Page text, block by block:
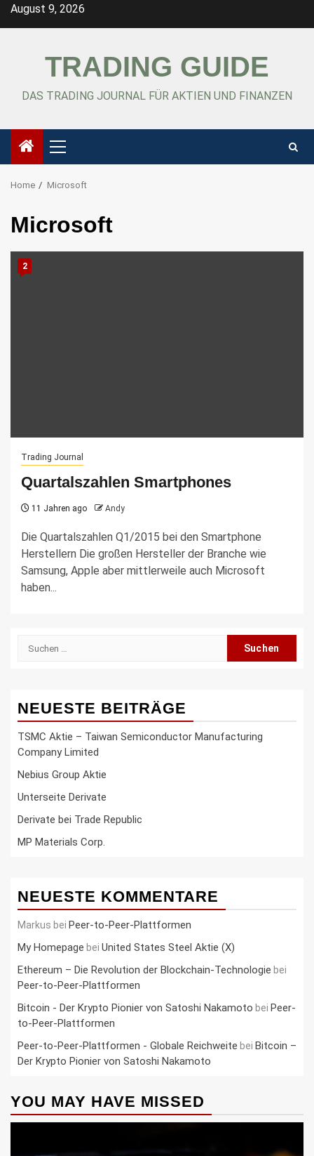
SkipAugust 9, 2026
TRADING GUIDE
DAS TRADING JOURNAL FÜR AKTIEN UND FINANZEN
Primary
Menu
Home Microsoft
Microsoft
2
Trading Journal
Quartalszahlen Smartphones
11 Jahren ago Andy
Die Quartalszahlen Q1/2015 bei den Smartphone
Herstellern Die großen Hersteller der Branche wie
Samsung, Apple aber mittlerweile auch Microsoft
haben...
Suche
NEUESTE BEITRÄGE
TSMC Aktie – Taiwan Semiconductor Manufacturing
Company Limited
Nebius Group Aktie
Unterseite Derivate
Derivate bei Trade Republic
MP Materials Corp.
NEUESTE KOMMENTARE
Markus bei Peer-to-Peer-Plattformen
My Homepage bei United States Steel Aktie (X)
Ethereum – Die Revolution der Blockchain-Technologie bei
Peer-to-Peer-Plattformen
Bitcoin - Der Krypto Pionier von Satoshi Nakamoto bei Peer-
to-Peer-Plattformen
Peer-to-Peer-Plattformen - Globale Reichweite bei Bitcoin –
Der Krypto Pionier von Satoshi Nakamoto
YOU MAY HAVE MISSED